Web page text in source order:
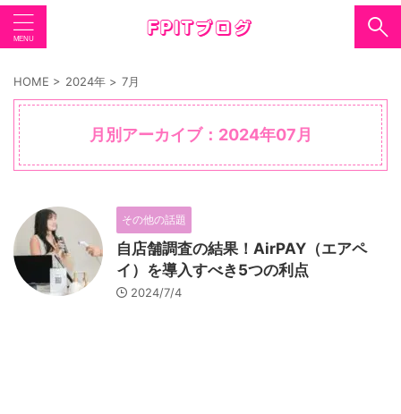
HOME > 2024年 > 7月
月別アーカイブ：2024年07月
その他の話題
自店舗調査の結果！AirPAY（エアペ
イ）を導入すべき5つの利点
2024/7/4